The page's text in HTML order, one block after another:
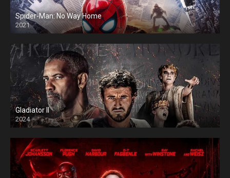
Spider-Man: No Way Home
2021
Gladiator II
2024